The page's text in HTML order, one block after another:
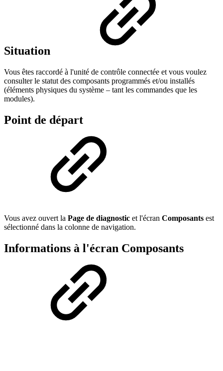
Situation
Vous êtes raccordé à l'unité de contrôle connectée et vous voulez
consulter le statut des composants programmés et/ou installés
(éléments physiques du système – tant les commandes que les
modules).
Point de départ
Vous avez ouvert la Page de diagnostic et l'écran Composants est
sélectionné dans la colonne de navigation.
Informations à l'écran Composants